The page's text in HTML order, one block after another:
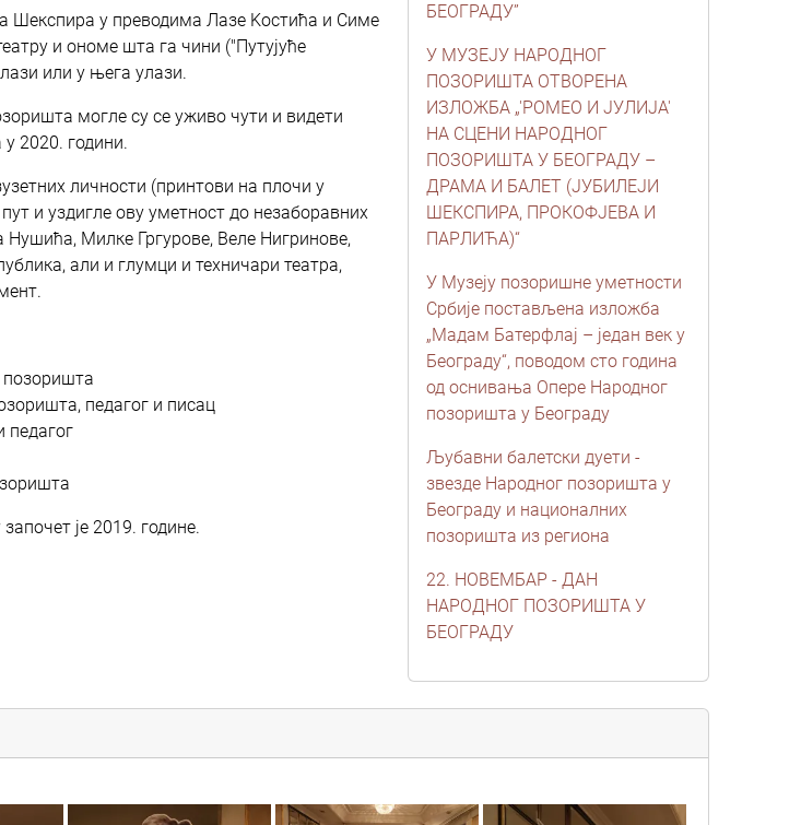
у преводима Лазе Kостића и Симе
и ономе шта га чини ("Путујуће
или у њега улази.
могле су се уживо чути и видети
2020. години.
личности (принтови на плочи у
и уздигле ову уметност до незаборавних
Нушића, Милке Гргурове, Веле Нигринове,
али и глумци и техничари театра,
позоришта
педагог и писац
педагог
је 2019. године.
БЕОГРАДУ”
У МУЗЕЈУ НАРОДНОГ
ПОЗОРИШТА ОТВОРЕНА
ИЗЛОЖБА „'РОМЕО И ЈУЛИЈА'
НА СЦЕНИ НАРОДНОГ
ПОЗОРИШТА У БЕОГРАДУ –
ДРАМА И БАЛЕТ (ЈУБИЛЕЈИ
ШЕКСПИРА, ПРОКОФЈЕВА И
ПАРЛИЋА)“
У Музеју позоришне уметности
Србије постављена изложба
„Мадам Батерфлај – један век у
Београду“, поводом сто година
од оснивања Опере Народног
позоришта у Београду
Љубавни балетски дуети -
звезде Народног позоришта у
Београду и националних
позоришта из региона
22. НОВЕМБАР - ДАН
НАРОДНОГ ПОЗОРИШТА У
БЕОГРАДУ